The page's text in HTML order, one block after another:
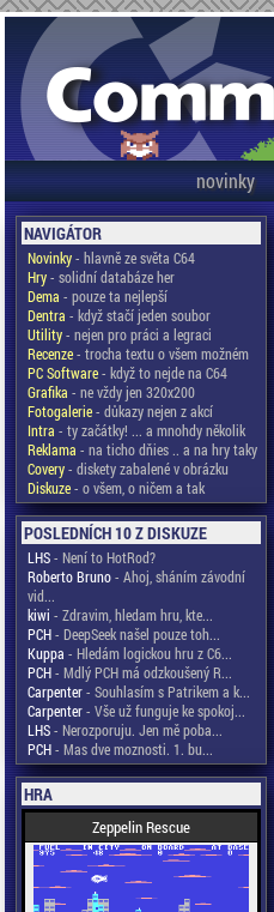
novinky
NAVIGÁTOR
Novinky- hlavně ze světa C64
Hry- solidní databáze her
Dema - pouze ta nejlepší
Dentra - když stačí jeden soubor
Utility- nejen pro práci a legraci
Recenze- trocha textu o všem možném
PC Software- když to nejde na C64
Grafika - ne vždy jen 320x200
Fotogalerie- důkazy nejen z akcí
Intra - ty začátky! ... a mnohdy několik
Reklama - na ticho dňies .. a na hry taky
Covery- diskety zabalené v obrázku
Diskuze- o všem, o ničem a tak
POSLEDNÍCH 10 Z DISKUZE
LHS- Není to HotRod?
Roberto Bruno- Ahoj, sháním závodní
vid...
kiwi - Zdravim, hledam hru, kte...
PCH- DeepSeek našel pouze toh...
Kuppa - Hledám logickou hru z C6...
PCH- Mdlý PCH má odzkoušený R...
Carpenter- Souhlasím s Patrikem a k...
Carpenter- Vše už funguje ke spokoj...
LHS- Nerozporuju. Jen mě poba...
PCH- Mas dve moznosti. 1. bu...
HRA
Zeppelin Rescue